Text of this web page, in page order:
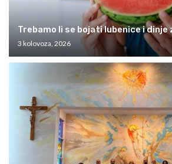
Trebamo li se bojati lubenice i dinje
3 kolovoza, 2026